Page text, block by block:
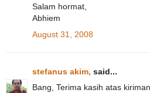
Salam hormat,
Abhiem
August 31, 2008
stefanus akim, said...
Bang, Terima kasih atas